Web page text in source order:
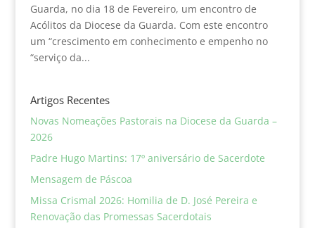
Guarda, no dia 18 de Fevereiro, um encontro de
Acólitos da Diocese da Guarda. Com este encontro
um “crescimento em conhecimento e empenho no
“serviço da...
Artigos Recentes
Novas Nomeações Pastorais na Diocese da Guarda –
2026
Padre Hugo Martins: 17º aniversário de Sacerdote
Mensagem de Páscoa
Missa Crismal 2026: Homilia de D. José Pereira e
Renovação das Promessas Sacerdotais